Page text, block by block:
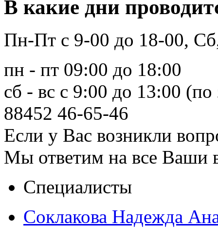
В какие дни
Пн-Пт с 9-00 до 18-00,
пн - пт 09:00 до 18:00
сб - вс с 9:00 до 13:00 (по
88452 46-65-46
Если у Вас возникли
Мы ответим на все Ваши
Специалисты
Соклакова Надежда